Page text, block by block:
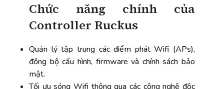
Chức năng chính của
Controller Ruckus
Quản lý tập trung các điểm phát Wifi (APs),
đồng bộ cấu hình, firmware và chính sách bảo
mật.
Tối ưu sóng Wifi thông qua các công nghệ độc